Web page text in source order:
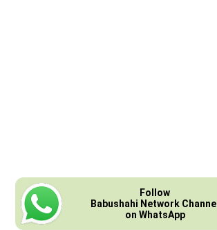
Follow
Babushahi Network Channel
on WhatsApp